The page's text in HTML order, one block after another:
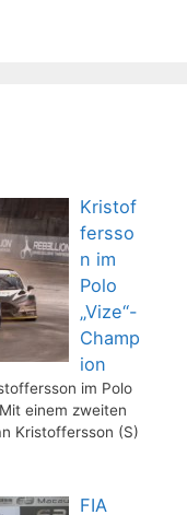
Kristof
fersso
n im
Polo
„Vize“-
Champ
ion
im Polo
einem zweiten
Kristoffersson (S)
FIA